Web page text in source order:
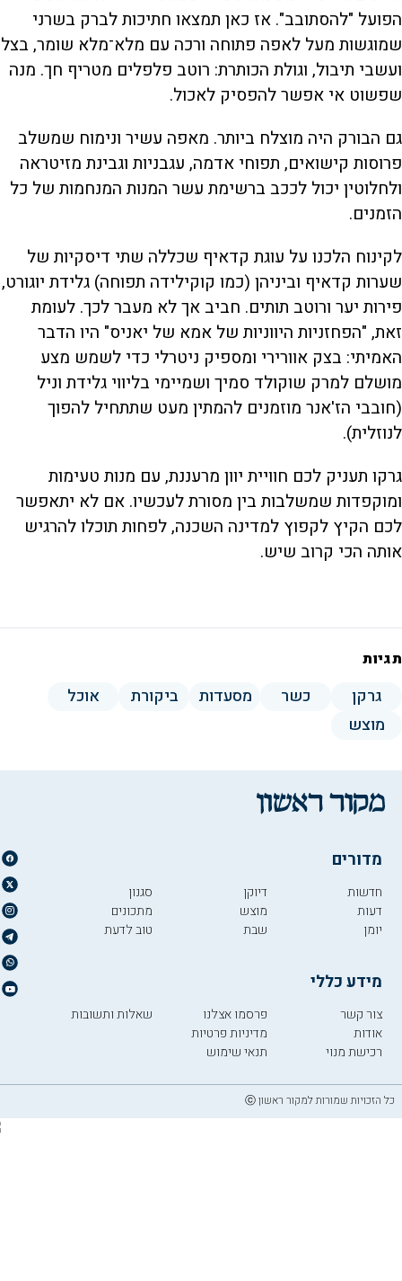
הפועל "להסתובב". אז כאן תמצאו חתיכות לברק בשרני
שמוגשות מעל לאפה פתוחה ורכה עם מלא־מלא שומר, בצל
ועשבי תיבול, וגולת הכותרת: רוטב פלפלים מטריף חך. מנה
שפשוט אי אפשר להפסיק לאכול.
גם הבורק היה מוצלח ביותר. מאפה עשיר ונימוח שמשלב
פרוסות קישואים, תפוחי אדמה, עגבניות וגבינת מזיטראה
ולחלוטין יכול לככב ברשימת עשר המנות המנחמות של כל
הזמנים.
לקינוח הלכנו על עוגת קדאיף שכללה שתי דיסקיות של
שערות קדאיף וביניהן (כמו קוקילידה תפוחה) גלידת יוגורט,
פירות יער ורוטב תותים. חביב אך לא מעבר לכך. לעומת
זאת, "הפחזניות היווניות של אמא של יאניס" היו הדבר
האמיתי: בצק אוורירי ומספיק ניטרלי כדי לשמש מצע
מושלם למרק שוקולד סמיך ושמיימי בליווי גלידת וניל
(חובבי הז'אנר מוזמנים להמתין מעט שתתחיל להפוך
לנוזלית).
גרקו תעניק לכם חוויית יוון מרעננת, עם מנות טעימות
ומוקפדות שמשלבות בין מסורת לעכשיו. אם לא יתאפשר
לכם הקיץ לקפוץ למדינה השכנה, לפחות תוכלו להרגיש
אותה הכי קרוב שיש.
תגיות
גרקן כשר מסעדות ביקורת
אוכל
מוצש
מדורים
חדשות
דעות
יומן
דיוקן
מוצש
שבת
סגנון
מתכונים
טוב לדעת
מידע כללי
צור קשר
אודות
רכישת מנוי
פרסמו אצלנו
מדיניות פרטיות
תנאי שימוש
שאלות ותשובות
כל הזכויות שמורות למקור ראשון ⓒ